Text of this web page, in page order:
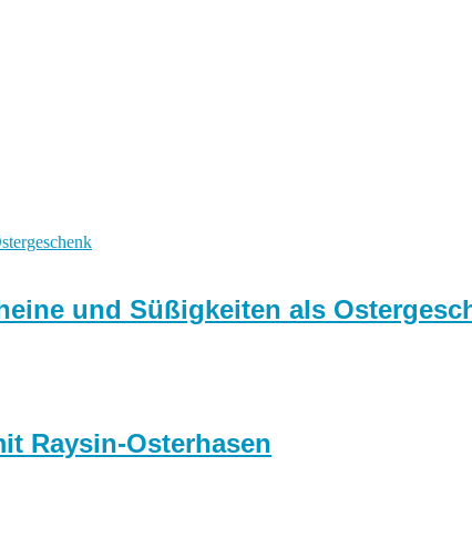
und Süßigkeiten als
Raysin-Osterhasen